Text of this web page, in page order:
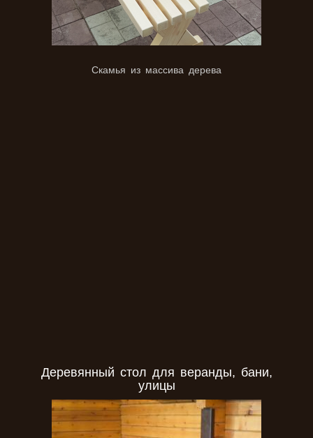
Скамья из массива дерева
​Деревянный стол для веранды, бани,
улицы